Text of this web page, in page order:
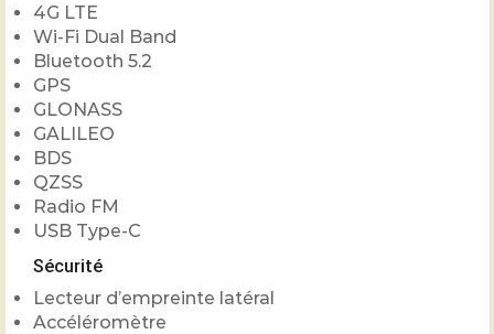
4G LTE
Wi-Fi Dual Band
Bluetooth 5.2
GPS
GLONASS
GALILEO
BDS
QZSS
Radio FM
USB Type-C
Sécurité
Lecteur d’empreinte latéral
Accéléromètre